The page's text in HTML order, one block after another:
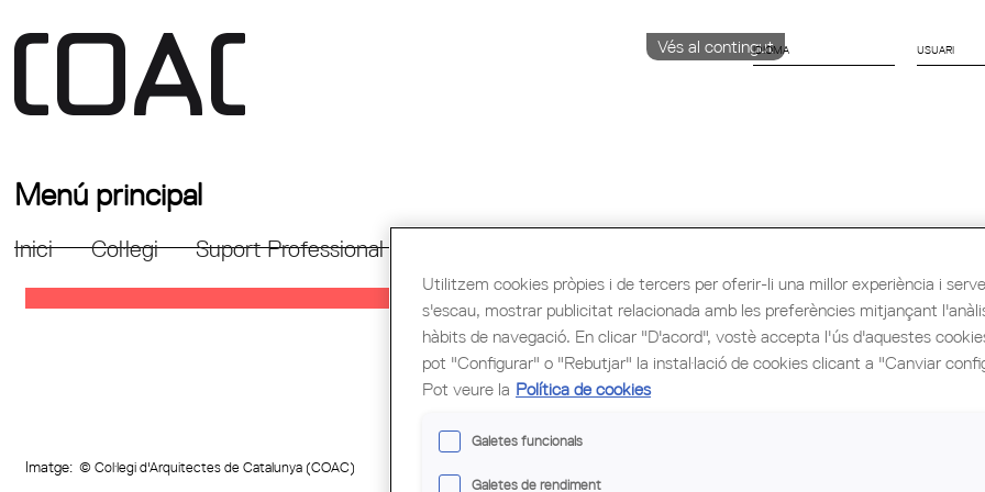
Vés al contingut
IDIOMA
Menú principal
Inici Col·legi Suport Professional Congrés Mundial
Imatge: © Col·legi d'Arquitectes de Catalunya (COAC)
Utilitzem cookies pròpies i de tercers per oferir-li una millor experiència i
s'escau, mostrar publicitat relacionada amb les preferències mitjançant
hàbits de navegació. En clicar "D'acord", vostè accepta l'ús d'aquestes
pot "Configurar" o "Rebutjar" la instal·lació de cookies clicant a "Canviar
Pot veure la Política de cookies
Galetes funcionals
Galetes de rendiment